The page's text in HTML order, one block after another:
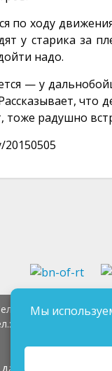
по ходу
у старика за
надо.
— у
что
тоже радушно
8 (843) 237-97-99
Мы